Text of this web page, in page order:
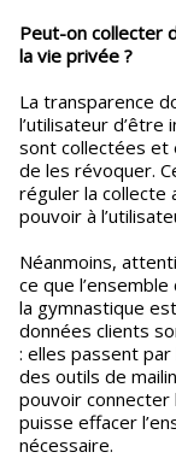
Peut-on collecter
la vie privée ?
La transparence
l’utilisateur
sont collectées et
de les révoquer.
réguler la collecte
pouvoir à
Néanmoins,
ce que
la gymnastique
données clients
: elles passent
des outils de
pouvoir connecter
puisse effacer
nécessaire.